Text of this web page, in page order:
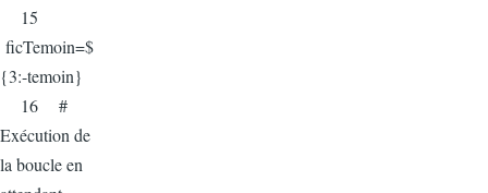
15
ficTemoin=$
{3:-temoin}
16 #
Exécution de
la boucle en